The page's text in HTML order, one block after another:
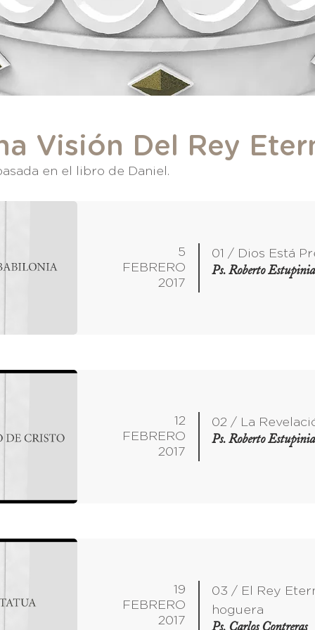
Visión Del Rey
en el libro de Daniel.
5
FEBRERO
2017
01 / Dios Está
Ps. Roberto
12
FEBRERO
2017
02 / La
Ps. Roberto
19
FEBRERO
2017
03 / El Rey
hoguera